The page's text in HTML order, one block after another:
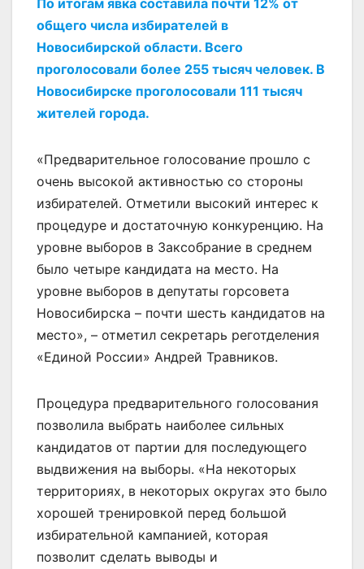
общего числа избирателей в
Новосибирской области. Всего
проголосовали более 255 тысяч человек. В
Новосибирске проголосовали 111 тысяч
жителей города.
«Предварительное голосование прошло с
очень высокой активностью со стороны
избирателей. Отметили высокий интерес к
процедуре и достаточную конкуренцию. На
уровне выборов в Заксобрание в среднем
было четыре кандидата на место. На
уровне выборов в депутаты горсовета
Новосибирска – почти шесть кандидатов на
место», – отметил секретарь реготделения
«Единой России» Андрей Травников.
Процедура предварительного голосования
позволила выбрать наиболее сильных
кандидатов от партии для последующего
выдвижения на выборы. «На некоторых
территориях, в некоторых округах это было
хорошей тренировкой перед большой
избирательной кампанией, которая
позволит сделать выводы и